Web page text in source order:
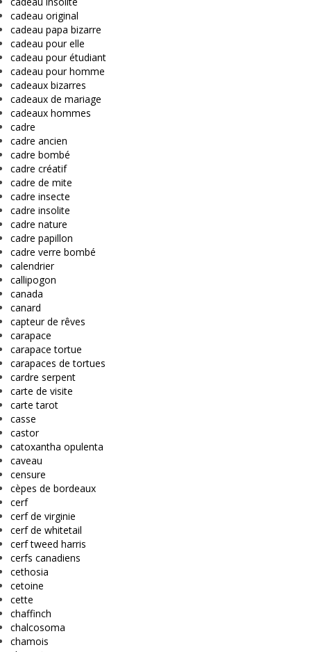
cadeau original
cadeau papa bizarre
cadeau pour elle
cadeau pour étudiant
cadeau pour homme
cadeaux bizarres
cadeaux de mariage
cadeaux hommes
cadre
cadre ancien
cadre bombé
cadre créatif
cadre de mite
cadre insecte
cadre insolite
cadre nature
cadre papillon
cadre verre bombé
calendrier
callipogon
canada
canard
capteur de rêves
carapace
carapace tortue
carapaces de tortues
cardre serpent
carte de visite
carte tarot
casse
castor
catoxantha opulenta
caveau
censure
cèpes de bordeaux
cerf
cerf de virginie
cerf de whitetail
cerf tweed harris
cerfs canadiens
cethosia
cetoine
cette
chaffinch
chalcosoma
chamois